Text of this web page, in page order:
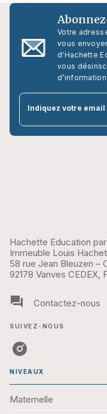
Votre
vous
d'Hachette
vous
Indiquez votre email
Hachette Education
Immeuble Louis
58 rue Jean Bleuzen –
92178 Vanves CEDEX,
question_answer Contactez-nous
SUIVEZ-NOUS
NIVEAUX
Maternelle